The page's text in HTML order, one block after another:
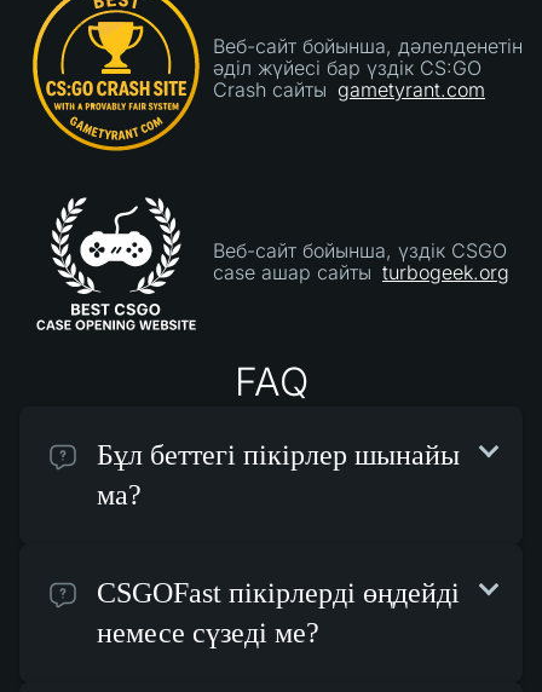
Веб-сайт бойынша, дәлелденетін
әділ жүйесі бар үздік CS:GO
Crash сайты gametyrant.com
Веб-сайт бойынша, үздік CSGO
case ашар сайты turbogeek.org
FAQ
Бұл беттегі пікірлер шынайы
ма?
CSGOFast пікірлерді өңдейді
немесе сүзеді ме?